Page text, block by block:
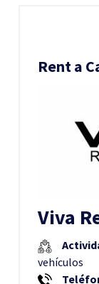
Rent a
Viva
vehículos